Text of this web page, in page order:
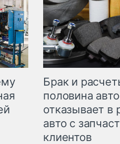
Брак и
половина
отказывает в
авто с
клиентов